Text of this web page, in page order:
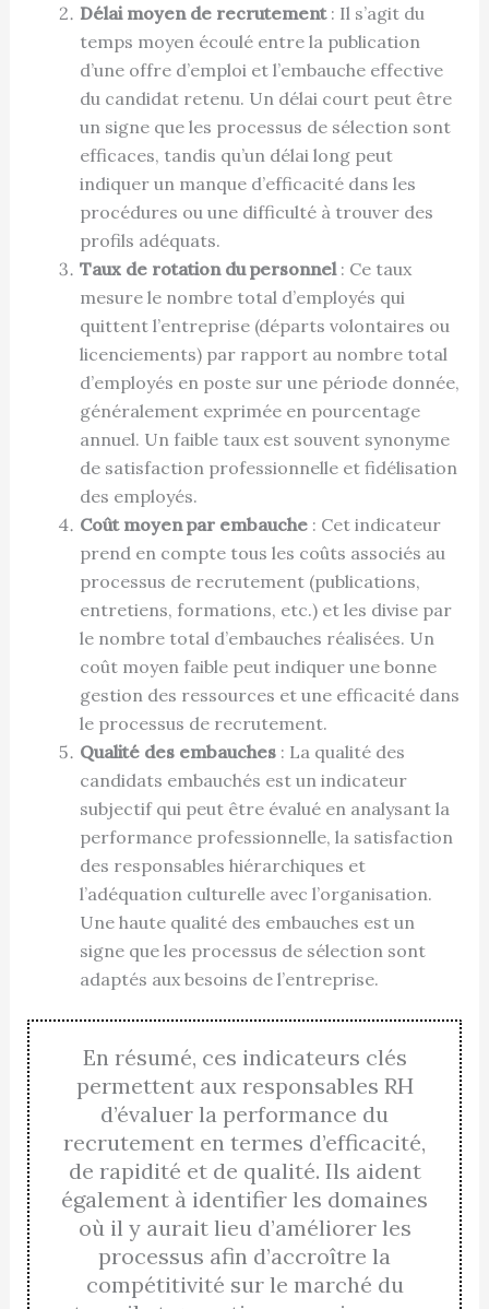
Délai moyen de recrutement: Il s’agit du
temps moyen écoulé entre la publication
d’une offre d’emploi et l’embauche effective
du candidat retenu. Un délai court peut être
un signe que les processus de sélection sont
efficaces, tandis qu’un délai long peut
indiquer un manque d’efficacité dans les
procédures ou une difficulté à trouver des
profils adéquats.
Taux de rotation du personnel: Ce taux
mesure le nombre total d’employés qui
quittent l’entreprise (départs volontaires ou
licenciements) par rapport au nombre total
d’employés en poste sur une période donnée,
généralement exprimée en pourcentage
annuel. Un faible taux est souvent synonyme
de satisfaction professionnelle et fidélisation
des employés.
Coût moyen par embauche: Cet indicateur
prend en compte tous les coûts associés au
processus de recrutement (publications,
entretiens, formations, etc.) et les divise par
le nombre total d’embauches réalisées. Un
coût moyen faible peut indiquer une bonne
gestion des ressources et une efficacité dans
le processus de recrutement.
Qualité des embauches: La qualité des
candidats embauchés est un indicateur
subjectif qui peut être évalué en analysant la
performance professionnelle, la satisfaction
des responsables hiérarchiques et
l’adéquation culturelle avec l’organisation.
Une haute qualité des embauches est un
signe que les processus de sélection sont
adaptés aux besoins de l’entreprise.
En résumé, ces indicateurs clés
permettent aux responsables RH
d’évaluer la performance du
recrutement en termes d’efficacité,
de rapidité et de qualité. Ils aident
également à identifier les domaines
où il y aurait lieu d’améliorer les
processus afin d’accroître la
compétitivité sur le marché du